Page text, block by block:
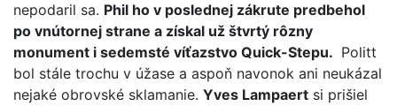
nepodaril sa. Phil ho v poslednej zákrute predbehol
po vnútornej strane a získal už štvrtý rôzny
monument i sedemsté víťazstvo Quick-Stepu. Politt
bol stále trochu v úžase a aspoň navonok ani neukázal
nejaké obrovské sklamanie. Yves Lampaert si prišiel